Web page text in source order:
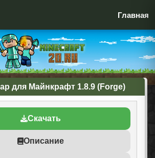
Главная
для Майнкрафт 1.8.9 (Forge)
Скачать
Описание